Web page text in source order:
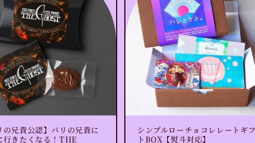
の兄貴公認】バリの兄貴に
行きたくなる！THE
シンプルローチョコレレートギフ
トBOX【熨斗対応】